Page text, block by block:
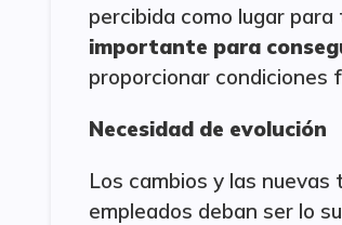
percibida como lugar
importante para
proporcionar condiciones
Necesidad de evolución
Los cambios y las
empleados deban ser lo